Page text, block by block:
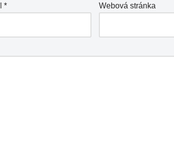
* Webová stránka